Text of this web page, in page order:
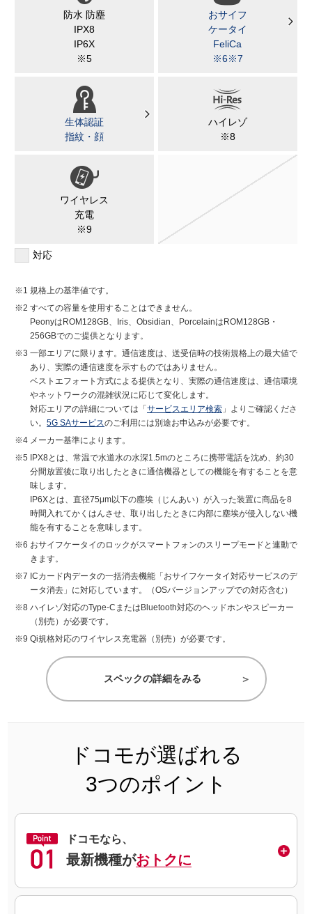
防水 防塵
IPX8
IP6X
※5
おサイフ
ケータイ
FeliCa
※6※7
生体認証
指紋・顔
ハイレゾ
※8
ワイヤレス
充電
※9
対応
規格上の基準値です。
すべての容量を使用することはできません。
PeonyはROM128GB、Iris、Obsidian、PorcelainはROM128GB・
256GBでのご提供となります。
一部エリアに限ります。通信速度は、送受信時の技術規格上の最大値で
あり、実際の通信速度を示すものではありません。
ベストエフォート方式による提供となり、実際の通信速度は、通信環境
やネットワークの混雑状況に応じて変化します。
対応エリアの詳細については「 サービスエリア検索 」よりご確認くださ
い。 5G SAサービスのご利用には別途お申込みが必要です。
メーカー基準によります。
IPX8とは、常温で水道水の水深1.5mのところに携帯電話を沈め、約30
分間放置後に取り出したときに通信機器としての機能を有することを意
味します。
IP6Xとは、直径75μm以下の塵埃（じんあい）が入った装置に商品を8
時間入れてかくはんさせ、取り出したときに内部に塵埃が侵入しない機
能を有することを意味します。
おサイフケータイのロックがスマートフォンのスリープモードと連動で
きます。
ICカード内データの一括消去機能「おサイフケータイ対応サービスのデ
ータ消去」に対応しています。（OSバージョンアップでの対応含む）
ハイレゾ対応のType-CまたはBluetooth対応のヘッドホンやスピーカー
（別売）が必要です。
Qi規格対応のワイヤレス充電器（別売）が必要です。
スペックの詳細をみる
ドコモが選ばれる
3つのポイント
ドコモなら、
最新機種がおトクに